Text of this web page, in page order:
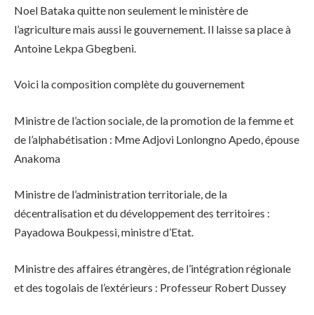
Noel Bataka quitte non seulement le ministère de
l’agriculture mais aussi le gouvernement. Il laisse sa place à
Antoine Lekpa Gbegbeni.
Voici la composition complète du gouvernement
Ministre de l’action sociale, de la promotion de la femme et
de l’alphabétisation : Mme Adjovi Lonlongno Apedo, épouse
Anakoma
Ministre de l’administration territoriale, de la
décentralisation et du développement des territoires :
Payadowa Boukpessi, ministre d’Etat.
Ministre des affaires étrangères, de l’intégration régionale
et des togolais de l’extérieurs : Professeur Robert Dussey